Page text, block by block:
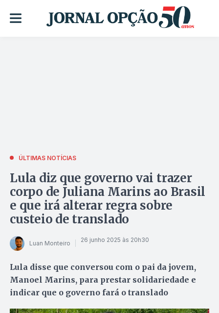
ÚLTIMAS NOTÍCIAS
Lula diz que governo vai trazer
corpo de Juliana Marins ao Brasil
e que irá alterar regra sobre
custeio de translado
Luan Monteiro 26 junho 2025 às 20h30
Lula disse que conversou com o pai da jovem,
Manoel Marins, para prestar solidariedade e
indicar que o governo fará o translado